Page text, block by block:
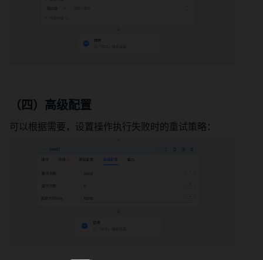
（四）高级配置
可以根据需要，设置操作执行失败时的重试策略：